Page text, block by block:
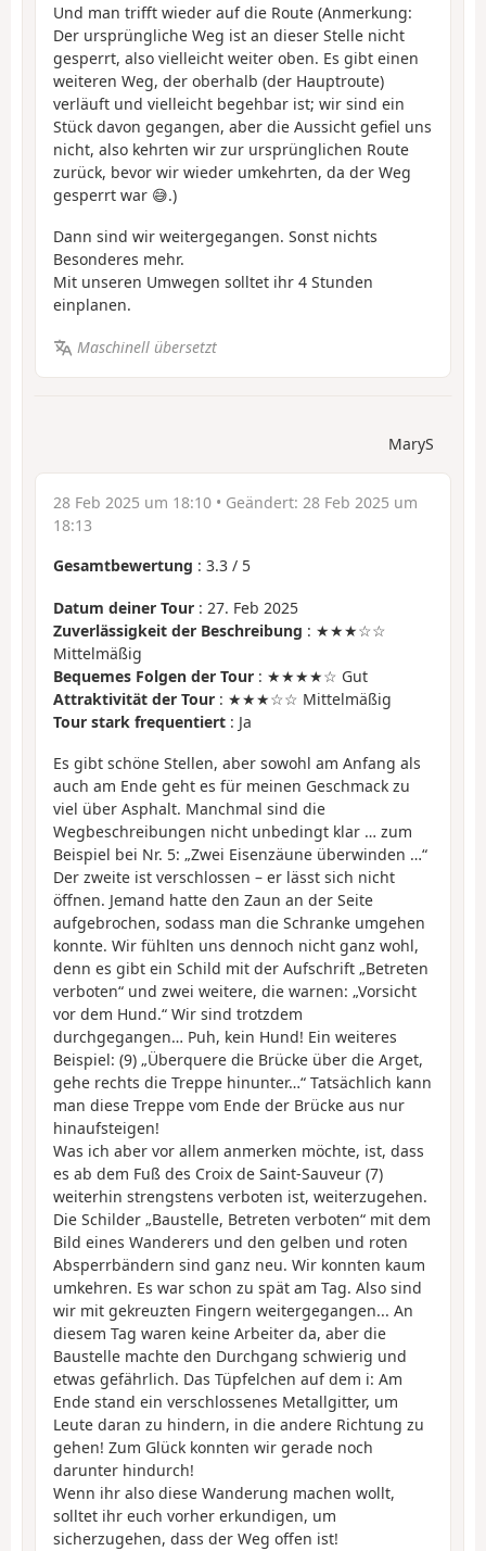
Und man trifft wieder auf die Route (Anmerkung:
Der ursprüngliche Weg ist an dieser Stelle nicht
gesperrt, also vielleicht weiter oben. Es gibt einen
weiteren Weg, der oberhalb (der Hauptroute)
verläuft und vielleicht begehbar ist; wir sind ein
Stück davon gegangen, aber die Aussicht gefiel uns
nicht, also kehrten wir zur ursprünglichen Route
zurück, bevor wir wieder umkehrten, da der Weg
gesperrt war 😅.)
Dann sind wir weitergegangen. Sonst nichts
Besonderes mehr.
Mit unseren Umwegen solltet ihr 4 Stunden
einplanen.
Maschinell übersetzt
MaryS
28 Feb 2025 um 18:10 • Geändert: 28 Feb 2025 um
18:13
Gesamtbewertung : 3.3 / 5
Datum deiner Tour : 27. Feb 2025
Zuverlässigkeit der Beschreibung : ★★★☆☆
Mittelmäßig
Bequemes Folgen der Tour : ★★★★☆ Gut
Attraktivität der Tour : ★★★☆☆ Mittelmäßig
Tour stark frequentiert : Ja
Es gibt schöne Stellen, aber sowohl am Anfang als
auch am Ende geht es für meinen Geschmack zu
viel über Asphalt. Manchmal sind die
Wegbeschreibungen nicht unbedingt klar … zum
Beispiel bei Nr. 5: „Zwei Eisenzäune überwinden …“
Der zweite ist verschlossen – er lässt sich nicht
öffnen. Jemand hatte den Zaun an der Seite
aufgebrochen, sodass man die Schranke umgehen
konnte. Wir fühlten uns dennoch nicht ganz wohl,
denn es gibt ein Schild mit der Aufschrift „Betreten
verboten“ und zwei weitere, die warnen: „Vorsicht
vor dem Hund.“ Wir sind trotzdem
durchgegangen… Puh, kein Hund! Ein weiteres
Beispiel: (9) „Überquere die Brücke über die Arget,
gehe rechts die Treppe hinunter…“ Tatsächlich kann
man diese Treppe vom Ende der Brücke aus nur
hinaufsteigen!
Was ich aber vor allem anmerken möchte, ist, dass
es ab dem Fuß des Croix de Saint-Sauveur (7)
weiterhin strengstens verboten ist, weiterzugehen.
Die Schilder „Baustelle, Betreten verboten“ mit dem
Bild eines Wanderers und den gelben und roten
Absperrbändern sind ganz neu. Wir konnten kaum
umkehren. Es war schon zu spät am Tag. Also sind
wir mit gekreuzten Fingern weitergegangen... An
diesem Tag waren keine Arbeiter da, aber die
Baustelle machte den Durchgang schwierig und
etwas gefährlich. Das Tüpfelchen auf dem i: Am
Ende stand ein verschlossenes Metallgitter, um
Leute daran zu hindern, in die andere Richtung zu
gehen! Zum Glück konnten wir gerade noch
darunter hindurch!
Wenn ihr also diese Wanderung machen wollt,
solltet ihr euch vorher erkundigen, um
sicherzugehen, dass der Weg offen ist!